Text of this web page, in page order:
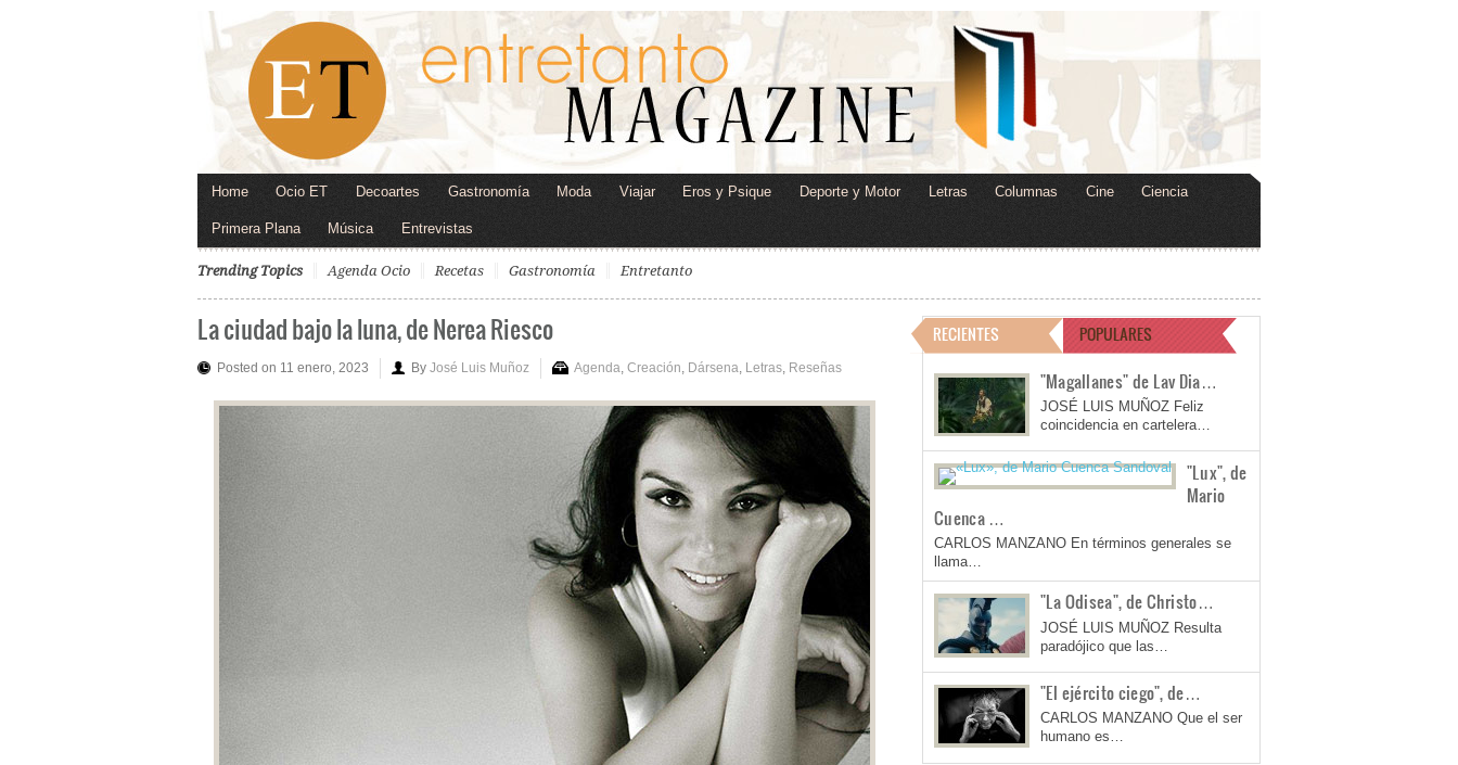
Home Ocio ET Decoartes Gastronomía Moda Viajar Eros y Psique Deporte y Motor Letras Columnas Cine Ciencia
Primera Plana Música Entrevistas
Trending Topics Agenda Ocio Recetas Gastronomía Entretanto
La ciudad bajo la luna, de Nerea Riesco
Posted on 11 enero, 2023 By José Luis Muñoz Agenda Creación Dársena Letras Reseñas
RECIENTES POPULARES
"Magallanes" de Lav Dia…
JOSÉ LUIS MUÑOZ Feliz
coincidencia en cartelera…
"Lux", de
Mario
Cuenca …
CARLOS MANZANO En términos generales se
llama…
"La Odisea", de Christo…
JOSÉ LUIS MUÑOZ Resulta
paradójico que las…
"El ejército ciego", de…
CARLOS MANZANO Que el ser
humano es…